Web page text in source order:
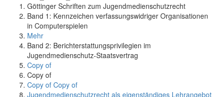
Göttinger Schriften zum Jugendmedienschutzrecht
Band 1: Kennzeichen verfassungswidriger Organisationen
in Computerspielen
Mehr
Band 2: Berichterstattungsprivilegien im
Jugendmedienschutz-Staatsvertrag
Copy of
Copy of
Copy of Copy of
Jugendmedienschutzrecht als eigenständiges Lehrangebot